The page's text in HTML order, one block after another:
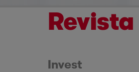
Revista
Invest